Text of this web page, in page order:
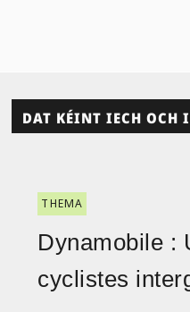
DAT KÉINT IECH OCH
THEMA
Dynamobile :
cyclistes